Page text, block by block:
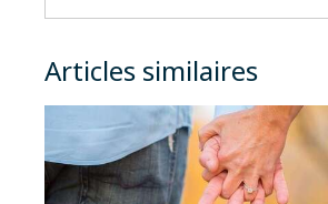
Articles similaires